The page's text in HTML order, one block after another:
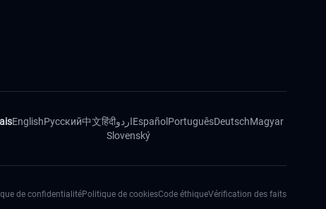
EnglishРусский中文हिंदीاردوEspañol PortuguêsDeutschMagyar
Slovenský
de confidentialitéPolitique de cookiesCode éthiqueVérification des faits